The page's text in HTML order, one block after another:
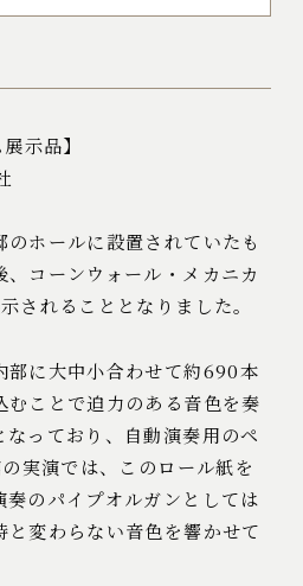
示品】
ホールに設置されていたも
コーンウォール・メカニカ
されることとなりました。
部に大中小合わせて約690本
ことで迫力のある音色を奏
っており、自動演奏用のペ
実演では、このロール紙を
のパイプオルガンとしては
変わらない音色を響かせて